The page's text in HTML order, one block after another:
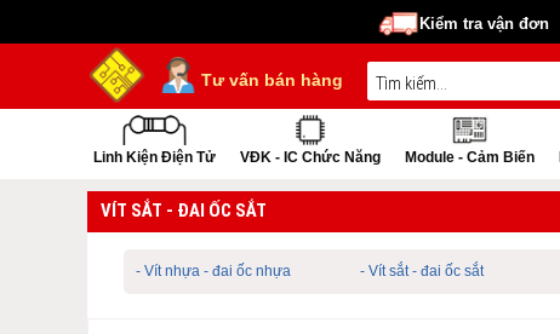
Kiểm tra vận đơn
Tư vấn bán hàng
Linh Kiện Điện Tử VĐK - IC Chức Năng Module - Cảm Biến
VÍT SẮT - ĐAI ỐC SẮT
- Vít nhựa - đai ốc nhựa - Vít sắt - đai ốc sắt